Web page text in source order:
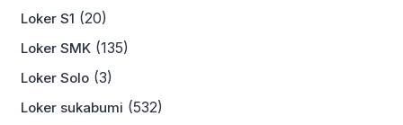
Loker S1 (20)
Loker SMK (135)
Loker Solo (3)
Loker sukabumi (532)